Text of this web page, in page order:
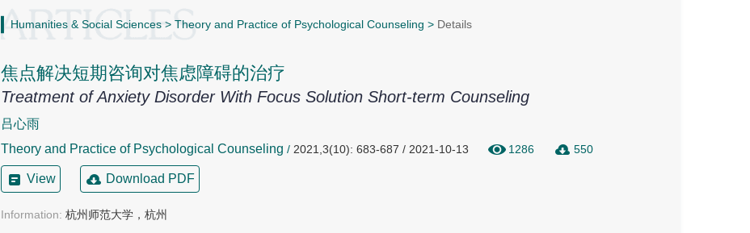
Humanities & Social Sciences > Theory and Practice of Psychological Counseling > Details
焦点解决短期咨询对焦虑障碍的治疗
Treatment of Anxiety Disorder With Focus Solution Short-term Counseling
吕心雨
Theory and Practice of Psychological Counseling / 2021,3(10): 683-687 / 2021-10-13 1286 550
View Download PDF
Information: 杭州师范大学，杭州